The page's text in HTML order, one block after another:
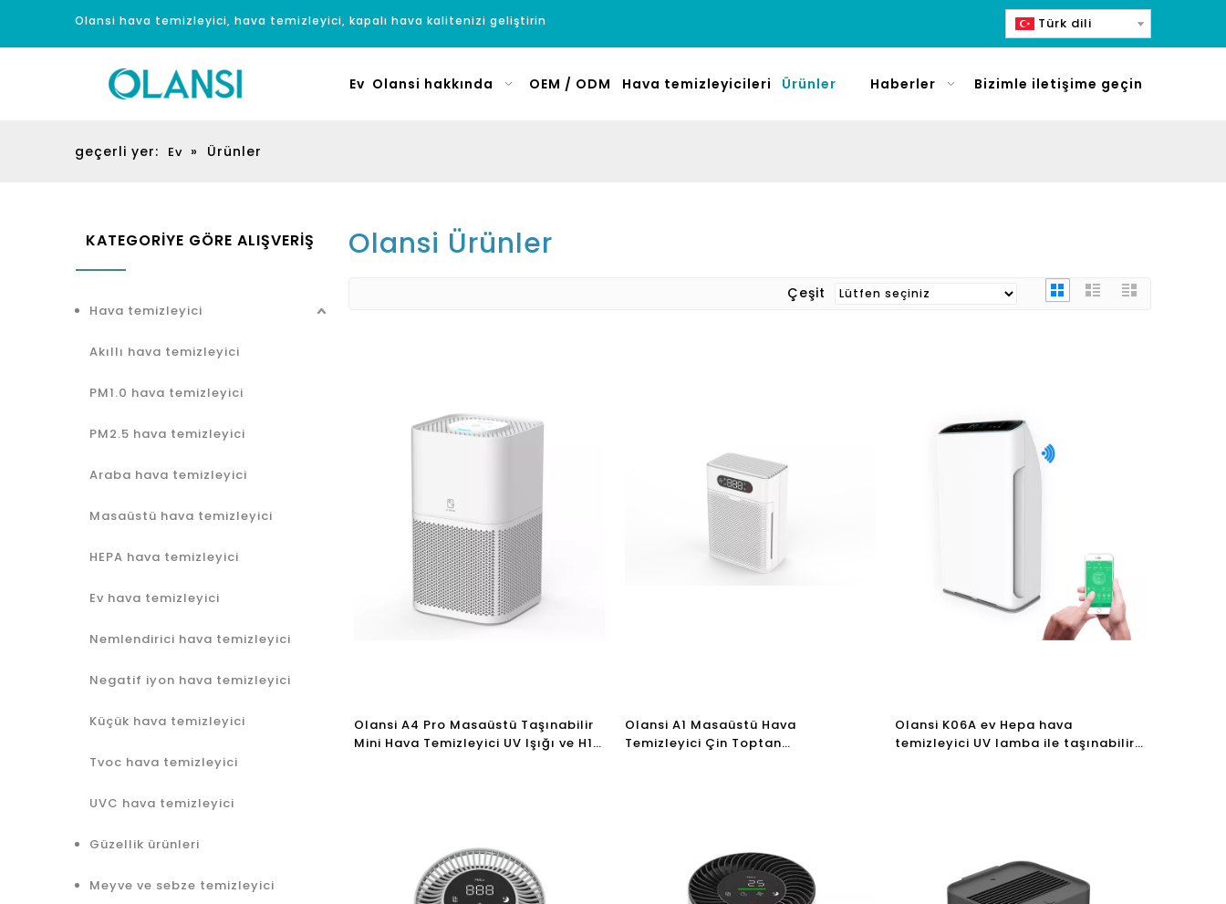
Olansi hava temizleyici, hava temizleyici, kapalı hava kalitenizi geliştirin Türk dili
Ev Olansi hakkında OEM / ODM Hava temizleyicileri Ürünler Haberler Bizimle iletişime geçin
geçerli yer: Ev » Ürünler
KATEGORİYE GÖRE ALIŞVERİŞ
Hava temizleyici
Akıllı hava temizleyici
PM1.0 hava temizleyici
PM2.5 hava temizleyici
Araba hava temizleyici
Masaüstü hava temizleyici
HEPA hava temizleyici
Ev hava temizleyici
Nemlendirici hava temizleyici
Negatif iyon hava temizleyici
Küçük hava temizleyici
Tvoc hava temizleyici
UVC hava temizleyici
Güzellik ürünleri
Meyve ve sebze temizleyici
Olansi Ürünler
Çeşit
Olansi A4 Pro Masaüstü Taşınabilir
Mini Hava Temizleyici UV Işığı ve H13
Olansi A1 Masaüstü Hava
Temizleyici Çin Toptan
Olansi K06A ev Hepa hava
temizleyici UV lamba ile taşınabilir